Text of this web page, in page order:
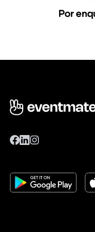
Por